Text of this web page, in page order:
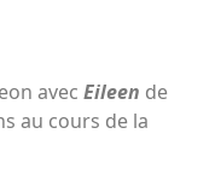
avec Eileen de
au cours de la